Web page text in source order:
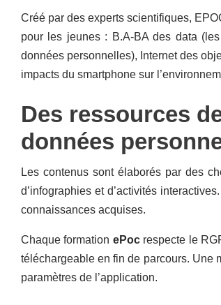
Créé par des experts scientifiques,
pour les jeunes : B.A-BA des data
données personnelles), Internet des
impacts du smartphone sur
Des ressources
données
Les contenus sont élaborés par des
d’infographies et d’activités
connaissances acquises.
Chaque formation ePocrespecte le
téléchargeable en fin de parcours. Une
paramètres de l’application.